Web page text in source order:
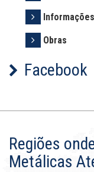
Informações
Obras
Facebook
Regiões
Metálicas